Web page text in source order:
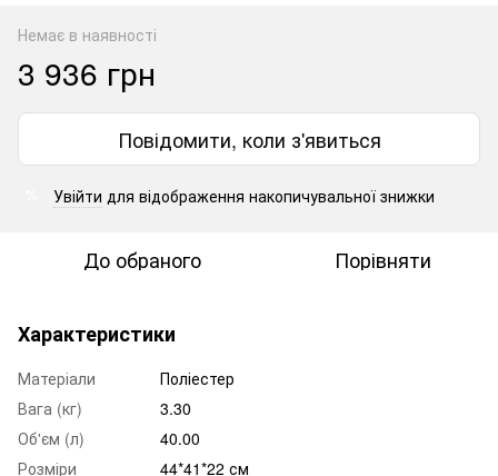
Немає в наявності
3 936 грн
Повідомити, коли з'явиться
Увійти для відображення накопичувальної знижки
До обраного Порівняти
Характеристики
Матеріали
Поліестер
Вага (кг)
3.30
Об'єм (л)
40.00
Розміри
44*41*22 см